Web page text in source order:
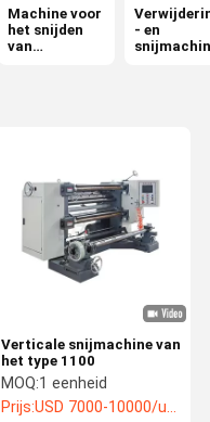
Machine voor
het snijden
van
- en
Verticale snijmachine van
het type 1100
MOQ:1 eenheid
Prijs:USD 7000-10000/unit